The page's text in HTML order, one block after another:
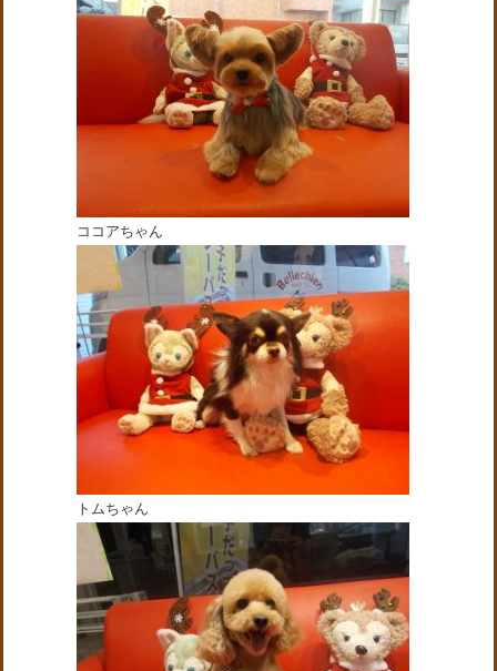
ココアちゃん
トムちゃん